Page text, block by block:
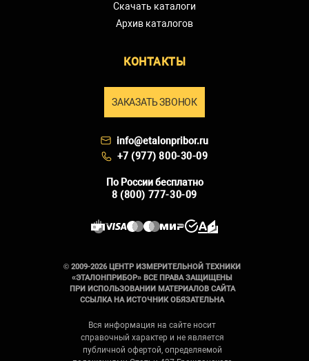
Скачать каталоги
Архив каталогов
КОНТАКТЫ
ЗАКАЗАТЬ ЗВОНОК
info@etalonpribor.ru
+7 (977) 800-30-09
По России бесплатно
8 (800) 777-30-09
© 2009-2026 ЦЕНТР ИЗМЕРИТЕЛЬНОЙ ТЕХНИКИ
«ЭТАЛОНПРИБОР» ВСЕ ПРАВА ЗАЩИЩЕНЫ
ПРИ ИСПОЛЬЗОВАНИИ МАТЕРИАЛОВ САЙТА
ССЫЛКА НА ИСТОЧНИК ОБЯЗАТЕЛЬНА
Вся информация на сайте носит
справочный характер и не является
публичной офертой, определяемой